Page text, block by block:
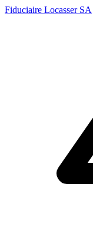
Fiduciaire Locasser SA